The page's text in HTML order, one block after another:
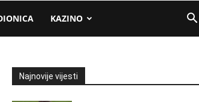
KAZINO
Najnovije vijesti